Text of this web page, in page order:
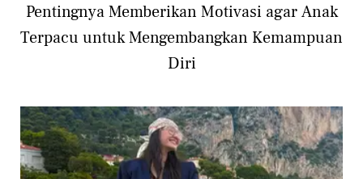
Pentingnya Memberikan Motivasi agar Anak
Terpacu untuk Mengembangkan Kemampuan
Diri